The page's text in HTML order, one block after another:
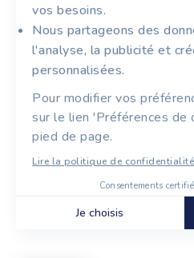
vos besoins.
Nous partageons des
l'analyse, la publicité et
personnalisées.
Pour modifier vos
sur le lien 'Préférences de
pied de page.
Lire la politique de confidentialité
Consentements
Je choisis
temps au
Mentions légales